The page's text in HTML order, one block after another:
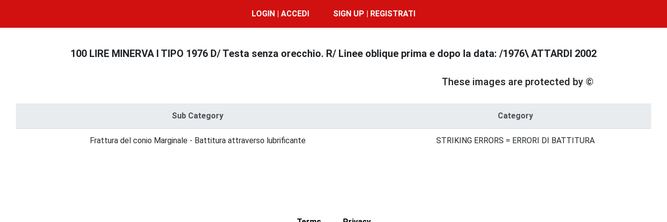
LOGIN | ACCEDI SIGN UP | REGISTRATI
100 LIRE MINERVA I TIPO 1976 D/ Testa senza orecchio. R/ Linee oblique prima e dopo la data: /1976\ ATTARDI 2002
These images are protected by ©
Sub Category Category
Frattura del conio Marginale - Battitura attraverso lubrificante STRIKING ERRORS = ERRORI DI BATTITURA